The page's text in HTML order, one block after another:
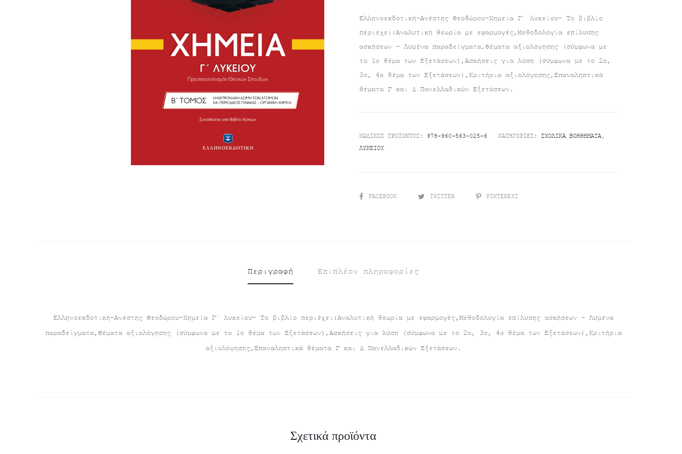
Ελληνοεκδοτική-Ανέστης Θεοδώρου-Χημεία Γ΄ λυκείου- Το βιβλίο
περιέχει:Αναλυτική θεωρία με εφαρμογές,Μεθοδολογία επίλυσης
ασκήσεων – Λυμένα παραδείγματα,Θέματα αξιολόγησης (σύμφωνα με
το 1ο θέμα των Εξετάσεων),Ασκήσεις για λύση (σύμφωνα με το 2ο,
3ο, 4ο θέμα των Εξετάσεων),Κριτήρια αξιολόγησης,Επαναληπτικά
θέματα Γ και Δ Πανελλαδικών Εξετάσεων.
price
was:
€23.90.
τρέχουσα
€21.50.
ΚΩΔΙΚΌΣ ΠΡΟΪΌΝΤΟΣ: 978-960-563-025-6 ΚΑΤΗΓΟΡΊΕΣ: ΣΧΟΛΙΚΆ ΒΟΗΘΉΜΑΤΑ,
ΛΥΚΕΊΟΥ
SHAREFACEBOOK TWITTER PINTEREST
Περιγραφή Επιπλέον πληροφορίες
Ελληνοεκδοτική-Ανέστης Θεοδώρου-Χημεία Γ΄ λυκείου- Το βιβλίο περιέχει:Αναλυτική θεωρία με εφαρμογές,Μεθοδολογία επίλυσης ασκήσεων – Λυμένα
παραδείγματα,Θέματα αξιολόγησης (σύμφωνα με το 1ο θέμα των Εξετάσεων),Ασκήσεις για λύση (σύμφωνα με το 2ο, 3ο, 4ο θέμα των Εξετάσεων),Κριτήρια
αξιολόγησης,Επαναληπτικά θέματα Γ και Δ Πανελλαδικών Εξετάσεων.
Σχετικά προϊόντα